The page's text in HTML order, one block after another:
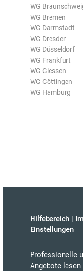
WG
WG Bremen
WG Darmstadt
WG Dresden
WG Düsseldorf
WG Frankfurt
WG Giessen
WG Göttingen
WG Hamburg
Hilfebereich |
Einstellungen
Professionelle
Angebote lesen